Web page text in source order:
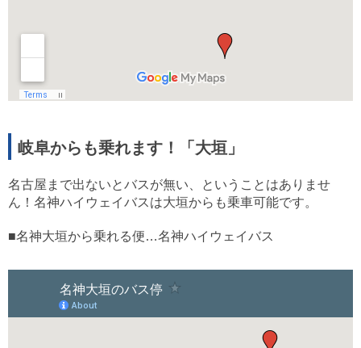
岐阜からも乗れます！「大垣」
名古屋まで出ないとバスが無い、ということはありませ
ん！名神ハイウェイバスは大垣からも乗車可能です。
■名神大垣から乗れる便…名神ハイウェイバス